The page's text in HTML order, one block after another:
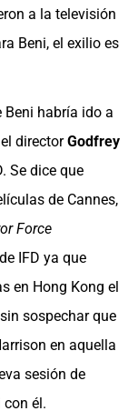
a la televisión
Beni, el exilio es
Beni habría ido a
directorGodfrey
Se dice que
de Cannes,
Force
IFD ya que
en Hong Kong el
sospechar que
en aquella
sesión de
él.